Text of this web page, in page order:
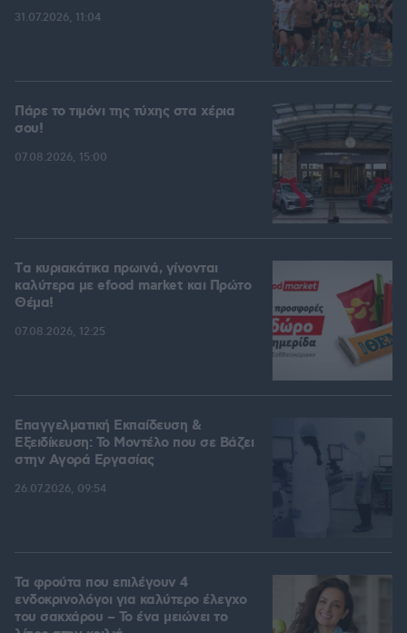
31.07.2026, 11:04
Πάρε το τιμόνι της τύχης στα χέρια
σου!
07.08.2026, 15:00
Tα κυριακάτικα πρωινά, γίνονται
καλύτερα με efood market και Πρώτο
Θέμα!
07.08.2026, 12:25
Επαγγελματική Εκπαίδευση &
Εξειδίκευση: Το Mοντέλο που σε Bάζει
στην Aγορά Eργασίας
26.07.2026, 09:54
Τα φρούτα που επιλέγουν 4
ενδοκρινολόγοι για καλύτερο έλεγχο
του σακχάρου – Το ένα μειώνει το